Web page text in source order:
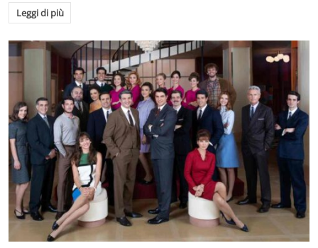
Leggi di più